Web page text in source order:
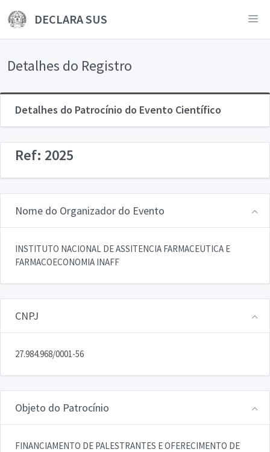
DECLARA SUS
Detalhes do Registro
Detalhes do Patrocínio do Evento Científico
Ref: 2025
Nome do Organizador do Evento
INSTITUTO NACIONAL DE ASSITENCIA FARMACEUTICA E
FARMACOECONOMIA INAFF
CNPJ
27.984.968/0001-56
Objeto do Patrocínio
FINANCIAMENTO DE PALESTRANTES E OFERECIMENTO DE